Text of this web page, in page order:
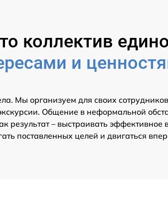
коллектив
и
Мы организуем для своих
Общение в неформальной
результат – выстраивать эффективное
поставленных целей и двигаться